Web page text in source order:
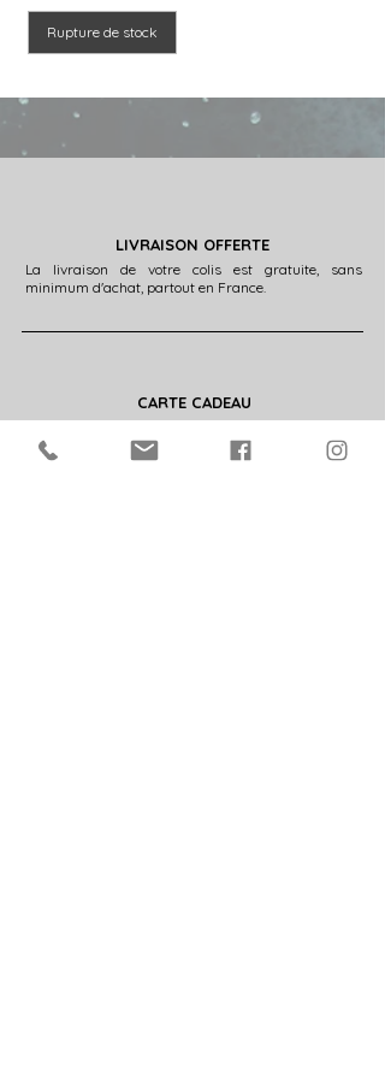
Rupture de stock
LIVRAISON OFFERTE
La livraison de votre colis est gratuite, sans
minimum d'achat, partout en France.
CARTE CADEAU
Offrez une carte cadeau !